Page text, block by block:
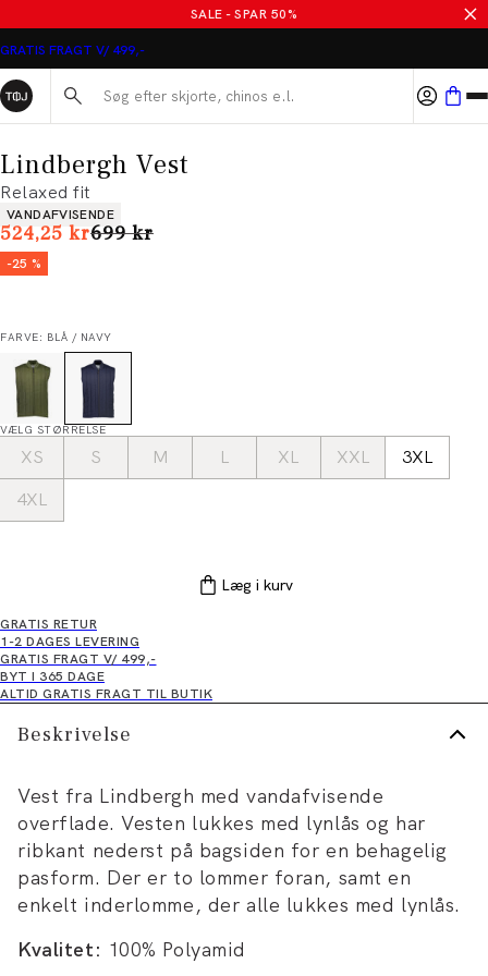
SALE - SPAR 50%
GRATIS FRAGT V/ 499,-
Søg her...
Lindbergh Vest
Relaxed fit
Produkt egenskaber
VANDAFVISENDE
524,25 krI alt (uden rabat)
699 kr
-25 %
FARVE: BLÅ / NAVY
VÆLG STØRRELSE
XS S M L XL XXL
3XL
4XL
Læg i kurv
GRATIS RETUR
1-2 DAGES LEVERING
GRATIS FRAGT V/ 499,-
BYT I 365 DAGE
ALTID GRATIS FRAGT TIL BUTIK
Beskrivelse
Vest fra Lindbergh med vandafvisende
overflade. Vesten lukkes med lynlås og har
ribkant nederst på bagsiden for en behagelig
pasform. Der er to lommer foran, samt en
enkelt inderlomme, der alle lukkes med lynlås.
Kvalitet: 100% Polyamid